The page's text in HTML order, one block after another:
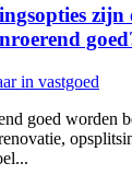
in vastgoed
goed worden